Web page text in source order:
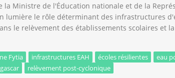
la Ministre de l'Éducation nationale et de la
lumière le rôle déterminant des infrastructures
le relèvement des établissements scolaires et
Fytia infrastructures EAH écoles résilientes eau
relèvement post-cyclonique